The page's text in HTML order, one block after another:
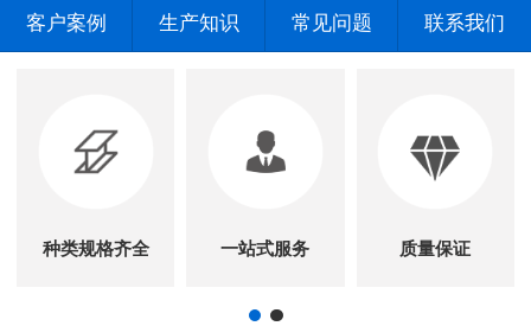
客户案例 生产知识 常见问题 联系我们
种类规格齐全 一站式服务 质量保证